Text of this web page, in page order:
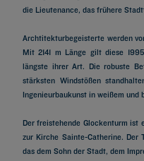
die Lieutenance, das frühere
Archtitekturbegeisterte werden
Mit 2141 m Länge gilt diese
längste ihrer Art. Die robuste
stärksten Windstößen
Ingenieurbaukunst in weißem und
Der freistehende Glockenturm ist
zur Kirche Sainte-Catherine. Der
das dem Sohn der Stadt, dem